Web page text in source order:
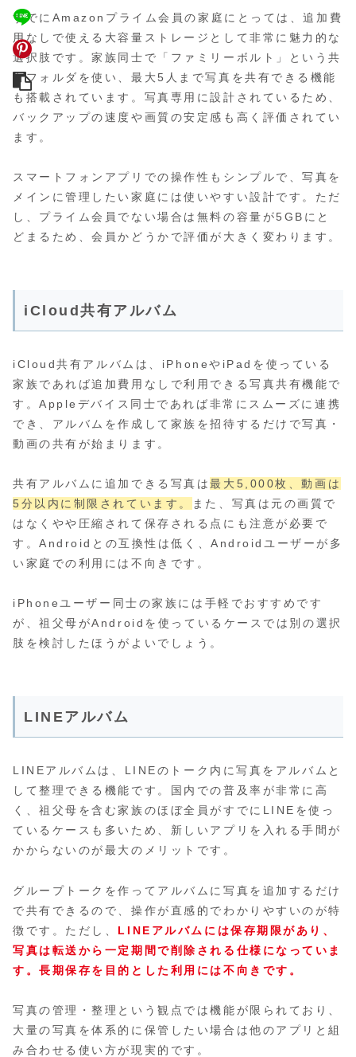
すでにAmazonプライム会員の家庭にとっては、追加費
用なしで使える大容量ストレージとして非常に魅力的な
選択肢です。家族同士で「ファミリーボルト」という共
有フォルダを使い、最大5人まで写真を共有できる機能
も搭載されています。写真専用に設計されているため、
バックアップの速度や画質の安定感も高く評価されてい
ます。
スマートフォンアプリでの操作性もシンプルで、写真を
メインに管理したい家庭には使いやすい設計です。ただ
し、プライム会員でない場合は無料の容量が5GBにと
どまるため、会員かどうかで評価が大きく変わります。
iCloud共有アルバム
iCloud共有アルバムは、iPhoneやiPadを使っている
家族であれば追加費用なしで利用できる写真共有機能で
す。Appleデバイス同士であれば非常にスムーズに連携
でき、アルバムを作成して家族を招待するだけで写真・
動画の共有が始まります。
共有アルバムに追加できる写真は最大5,000枚、動画は
5分以内に制限されています。
また、写真は元の画質で
はなくやや圧縮されて保存される点にも注意が必要で
す。Androidとの互換性は低く、Androidユーザーが多
い家庭での利用には不向きです。
iPhoneユーザー同士の家族には手軽でおすすめです
が、祖父母がAndroidを使っているケースでは別の選択
肢を検討したほうがよいでしょう。
LINEアルバム
LINEアルバムは、LINEのトーク内に写真をアルバムと
して整理できる機能です。国内での普及率が非常に高
く、祖父母を含む家族のほぼ全員がすでにLINEを使っ
ているケースも多いため、新しいアプリを入れる手間が
かからないのが最大のメリットです。
グループトークを作ってアルバムに写真を追加するだけ
で共有できるので、操作が直感的でわかりやすいのが特
徴です。ただし、 LINEアルバムには保存期限があり、
写真は転送から一定期間で削除される仕様になっていま
す。長期保存を目的とした利用には不向きです。
写真の管理・整理という観点では機能が限られており、
大量の写真を体系的に保管したい場合は他のアプリと組
み合わせる使い方が現実的です。